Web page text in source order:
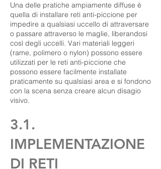
Una delle pratiche ampiamente diffuse è
quella di installare reti anti-piccione per
impedire a qualsiasi uccello di attraversare
o passare attraverso le maglie, liberandosi
così degli uccelli. Vari materiali leggeri
(rame, polimero o nylon) possono essere
utilizzati per le reti anti-piccione che
possono essere facilmente installate
praticamente su qualsiasi area e si fondono
con la scena senza creare alcun disagio
visivo.
3.1.
IMPLEMENTAZIONE
DI RETI